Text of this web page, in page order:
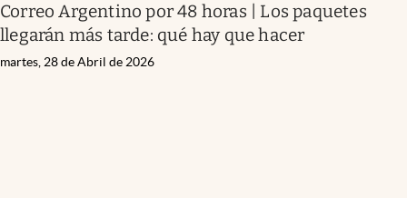
Correo Argentino por 48 horas | Los paquetes
llegarán más tarde: qué hay que hacer
martes, 28 de Abril de 2026